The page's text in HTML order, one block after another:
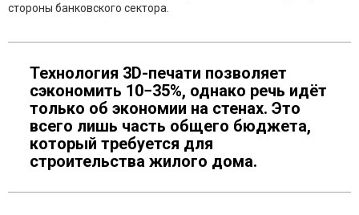
стороны банковского сектора.
Технология 3D-печати позволяет
сэкономить 10−35%, однако речь идёт
только об экономии на стенах. Это
всего лишь часть общего бюджета,
который требуется для
строительства жилого дома.